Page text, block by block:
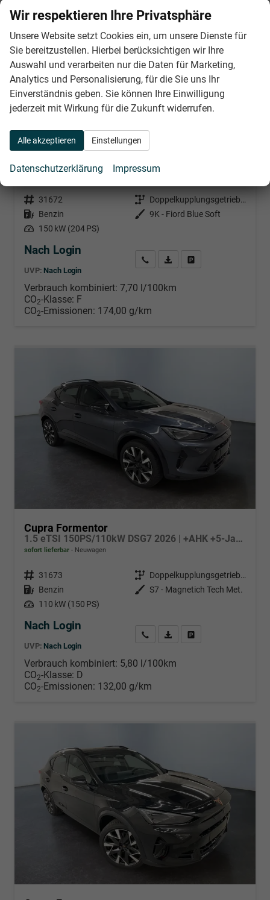
Cupra Formentor
Neuwagen
Fahrzeugnr. 31672 Getriebe
Doppelkupplungsgetriebe (DSG)
Kraftstoff Benzin Außenfarbe 9K - Fiord Blue Soft
Leistung 150 kW (204 PS)
Nach Login
UVP: Nach Login
Wir rufen Sie anPDF-Datei, Fahrzeugexposé
Verbrauch kombiniert: 7,70 l/100km
CO2-Klasse: F
CO2-Emissionen: 174,00 g/km
Cupra Formentor
1.5 eTSI 150PS/110kW DSG7 2026 | +AHK +5-Jahre Erw. Garantie +NAVI +UPGRADE-Paket
sofort lieferbar Neuwagen
Fahrzeugnr. 31673 Getriebe
Doppelkupplungsgetriebe (DSG)
Kraftstoff Benzin Außenfarbe S7 - Magnetich Tech Met.
Leistung 110 kW (150 PS)
Nach Login
UVP: Nach Login
Wir rufen Sie anPDF-Datei, Fahrzeugexposé
Verbrauch kombiniert: 5,80 l/100km
CO2-Klasse: D
CO2-Emissionen: 132,00 g/km
Wir respektieren Ihre Privatsphäre
Unsere Website setzt Cookies ein, um unsere Dienste für
Sie bereitzustellen. Hierbei berücksichtigen wir Ihre
Auswahl und verarbeiten nur die Daten für Marketing,
Analytics und Personalisierung, für die Sie uns Ihr
Einverständnis geben. Sie können Ihre Einwilligung
jederzeit mit Wirkung für die Zukunft widerrufen.
Alle akzeptieren Einstellungen
Datenschutzerklärung Impressum